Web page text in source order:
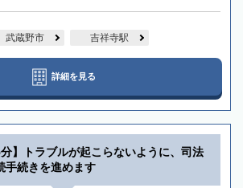
武蔵野市 吉祥寺駅
詳細を見る
分】トラブルが起こらないように、司法
手続きを進めます